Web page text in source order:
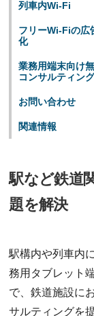
列車内Wi-Fi
フリーWi-Fiの広
化
業務⽤端末向け
コンサルティン
お問い合わせ
関連情報
駅など鉄道
題を解決
駅構内や列⾞内
務⽤タブレット
で、鉄道施設に
サルティングを